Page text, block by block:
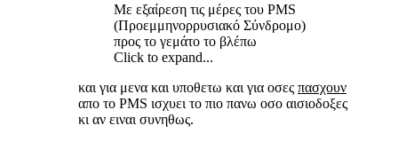
Με εξαίρεση τις μέρες του PMS
(Προεμμηνορρυσιακό Σύνδρομο)
προς το γεμάτο το βλέπω
Click to expand...
και για μενα και υποθετω και για οσες πασχουν
απο το PMS ισχυει το πιο πανω οσο αισιοδοξες
κι αν ειναι συνηθως.